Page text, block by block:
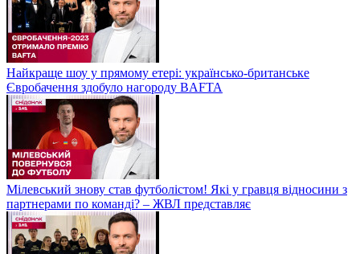
Найкраще шоу у прямому етері: українсько-британське
Євробачення здобуло нагороду BAFTA
Мілевський знову став футболістом! Які у гравця відносини з
партнерами по команді? – ЖВЛ представляє